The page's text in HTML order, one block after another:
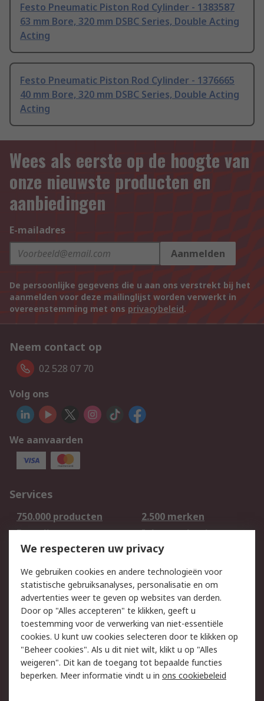
Festo Pneumatic Piston Rod Cylinder - 1383587
63 mm Bore, 320 mm DSBC Series, Double Acting
Acting
Festo Pneumatic Piston Rod Cylinder - 1376665
40 mm Bore, 320 mm DSBC Series, Double Acting
Acting
Wees als eerste op de hoogte van
onze nieuwste producten en
aanbiedingen
E-mailadres
Aanmelden
De persoonlijke gegevens die u aan ons verstrekt bij het
aanmelden voor deze mailinglijst worden verwerkt in
overeenstemming met ons privacybeleid.
Neem contact op
02 528 07 70
Volg ons
We aanvaarden
Services
750.000 producten
2.500 merken
Bestellen
Inkoopoplossingen
Retouren
Technisch advies
Track & Trace
Wettelijk
Cookiebeleid
Email veiligheid
Privacybeleid -
Bijgewerkt
Websitevoorwaarden
Algemene
verkoopvoorwaarden
We respecteren uw privacy
We gebruiken cookies en andere technologieën voor
statistische gebruiksanalyses, personalisatie en om
advertenties weer te geven op websites van derden.
Door op "Alles accepteren" te klikken, geeft u
toestemming voor de verwerking van niet-essentiële
cookies. U kunt uw cookies selecteren door te klikken op
"Beheer cookies". Als u dit niet wilt, klikt u op "Alles
weigeren". Dit kan de toegang tot bepaalde functies
beperken. Meer informatie vindt u in ons cookiebeleid